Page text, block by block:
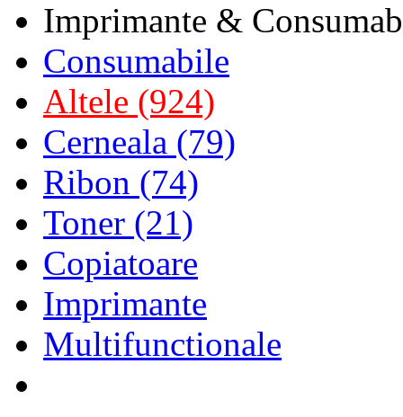
Imprimante &
Consumabile
Altele (924)
Cerneala (79)
Ribon (74)
Toner (21)
Copiatoare
Imprimante
Multifunctionale